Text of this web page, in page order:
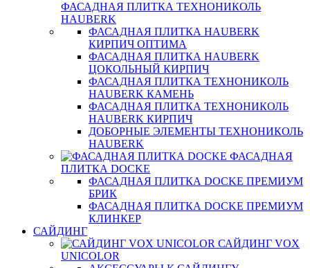
ФАСАДНАЯ ПЛИТКА ТЕХНОНИКОЛЬ
HAUBERK
ФАСАДНАЯ ПЛИТКА HAUBERK
КИРПИЧ ОПТИМА
ФАСАДНАЯ ПЛИТКА HAUBERK
ЦОКОЛЬНЫЙ КИРПИЧ
ФАСАДНАЯ ПЛИТКА ТЕХНОНИКОЛЬ
HAUBERK КАМЕНЬ
ФАСАДНАЯ ПЛИТКА ТЕХНОНИКОЛЬ
HAUBERK КИРПИЧ
ДОБОРНЫЕ ЭЛЕМЕНТЫ ТЕХНОНИКОЛЬ
HAUBERK
ФАСАДНАЯ
ПЛИТКА DOCKE
ФАСАДНАЯ ПЛИТКА DOCKE ПРЕМИУМ
БРИК
ФАСАДНАЯ ПЛИТКА DOCKE ПРЕМИУМ
КЛИНКЕР
САЙДИНГ
САЙДИНГ VOX
UNICOLOR